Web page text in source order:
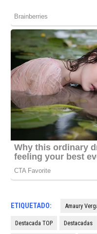
ETIQUETADO: Amaury
Destacada TOP Destacadas